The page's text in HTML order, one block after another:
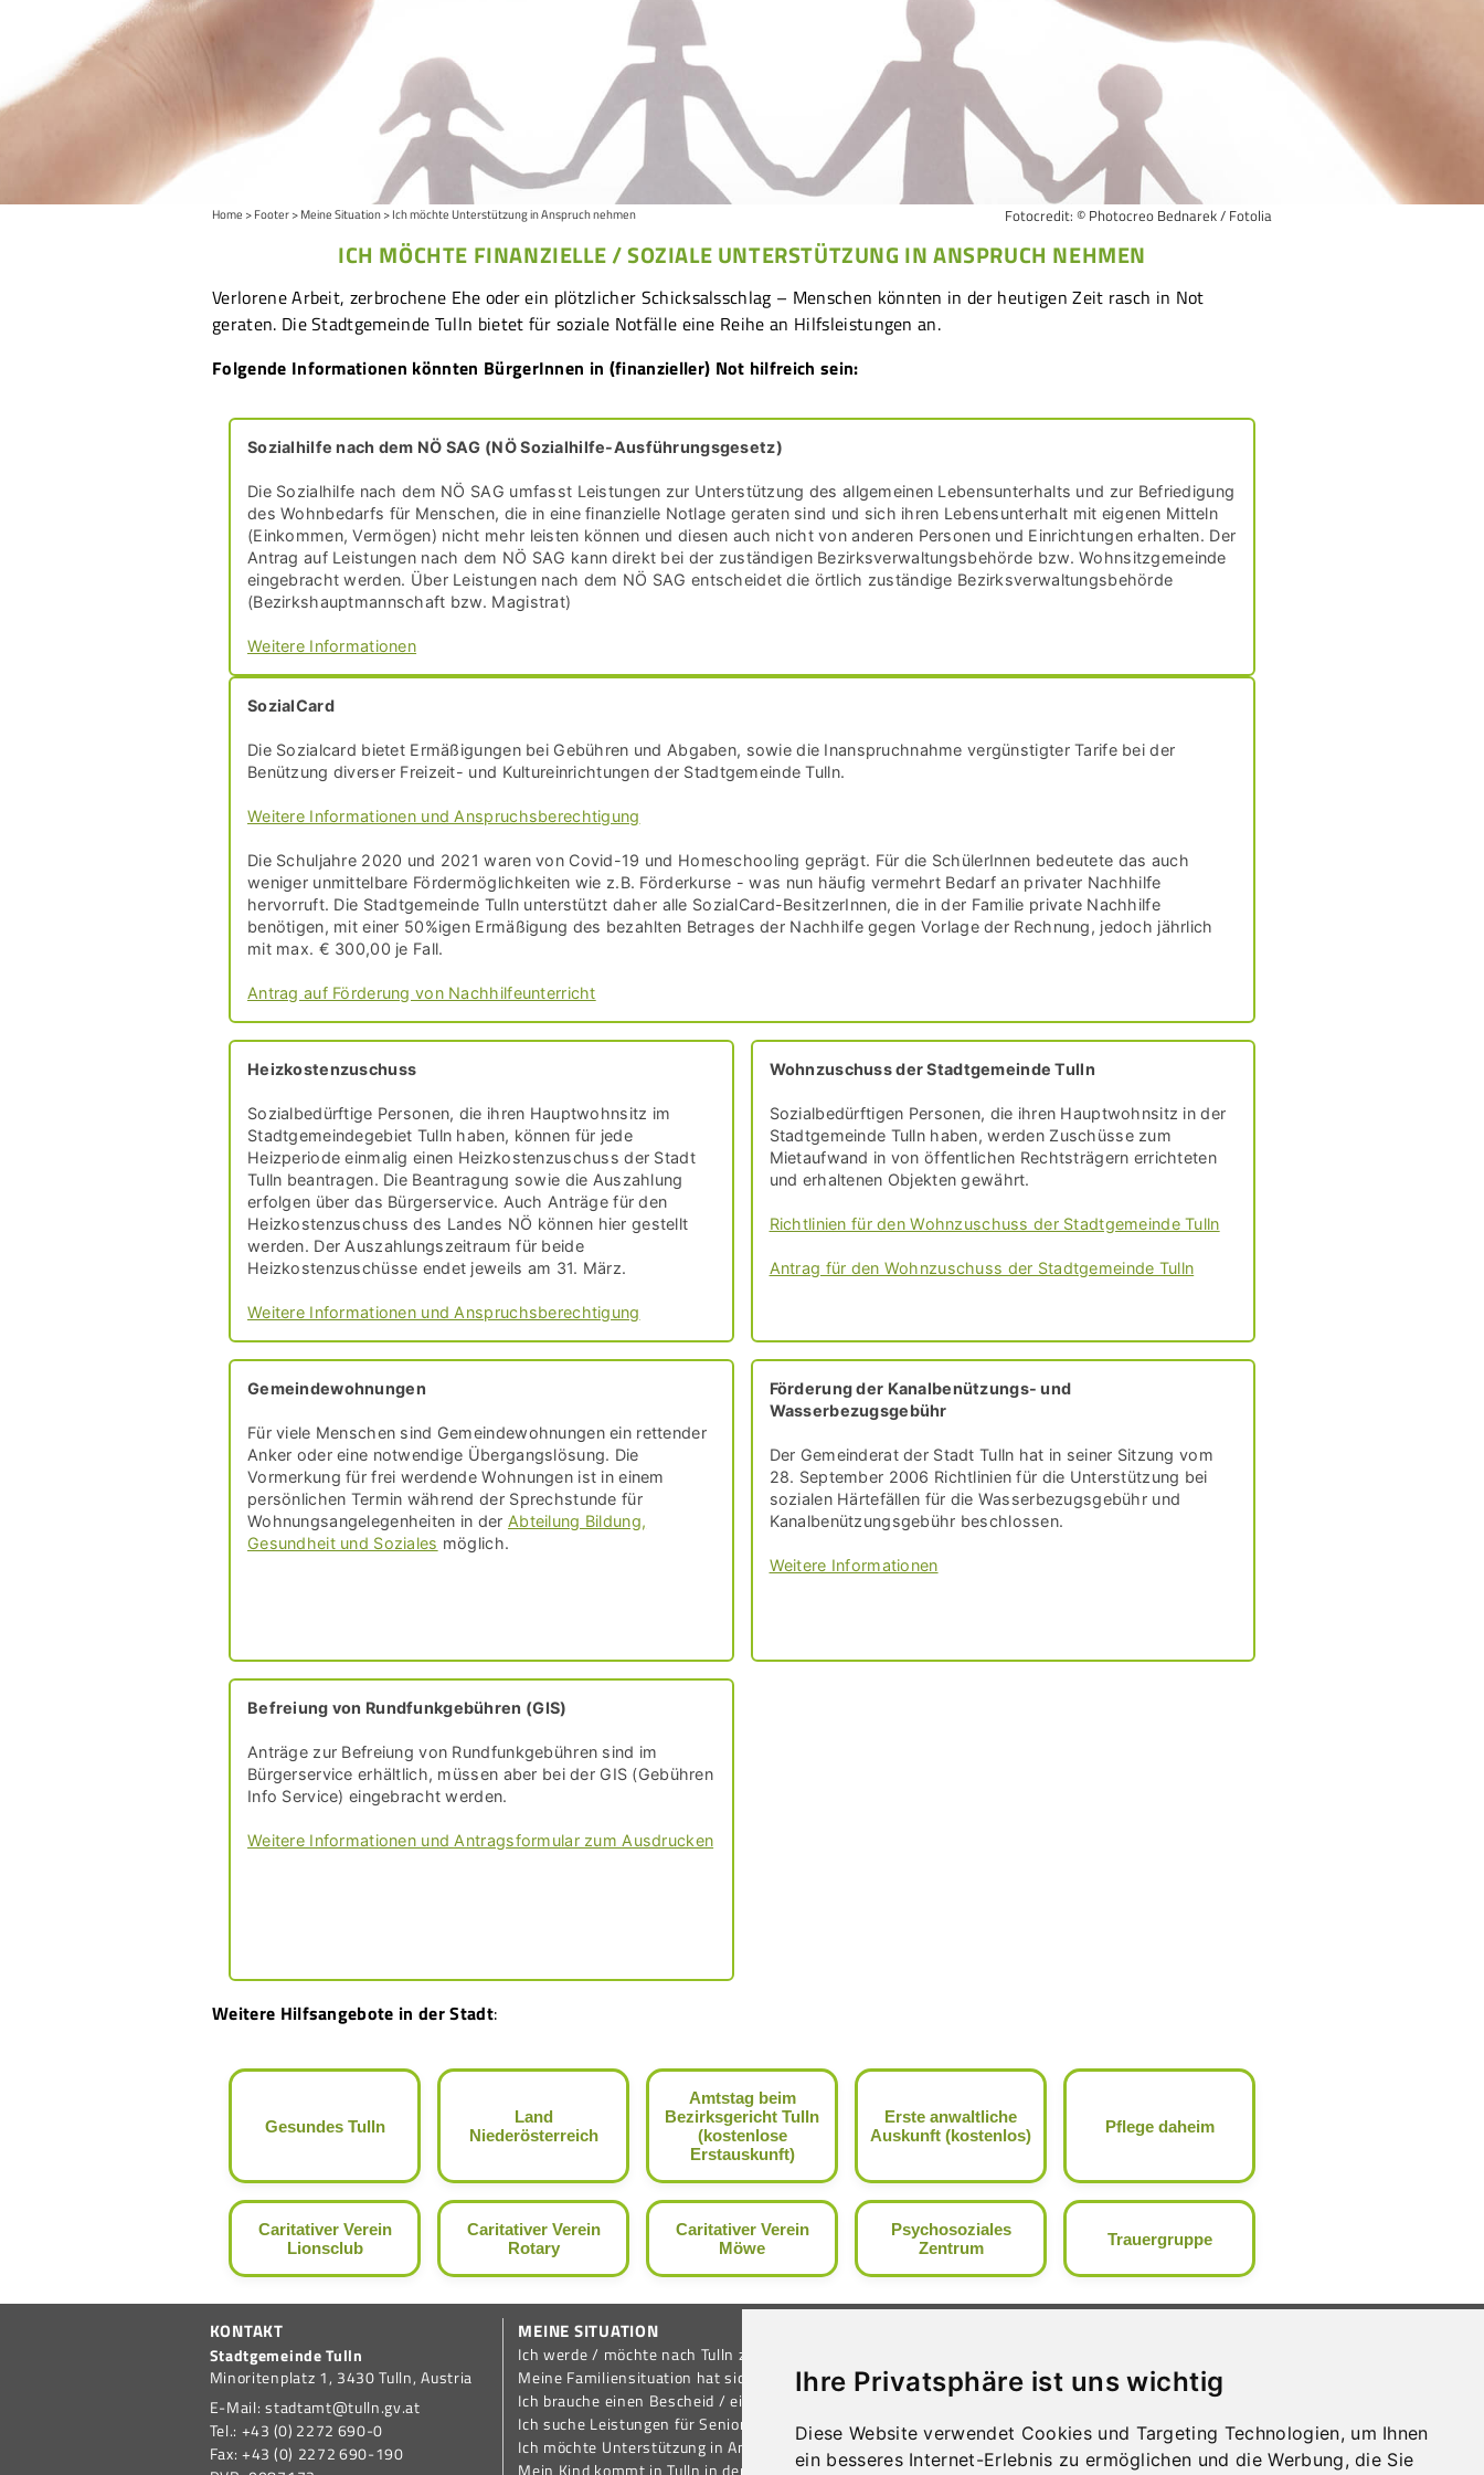
Ihre Privatsphäre ist uns wichtig
Diese Website verwendet Cookies und Targeting Technologien, um Ihnen
ein besseres Internet-Erlebnis zu ermöglichen und die Werbung, die Sie
Fotocredit: © Photocreo Bednarek / Fotolia
Home Footer Meine Situation Ich möchte Unterstützung in Anspruch nehmen
ICH MÖCHTE FINANZIELLE / SOZIALE UNTERSTÜTZUNG IN ANSPRUCH NEHMEN
Verlorene Arbeit, zerbrochene Ehe oder ein plötzlicher Schicksalsschlag – Menschen könnten in der heutigen Zeit rasch in Not
geraten. Die Stadtgemeinde Tulln bietet für soziale Notfälle eine Reihe an Hilfsleistungen an.
Folgende Informationen könnten BürgerInnen in (finanzieller) Not hilfreich sein:
Sozialhilfe nach dem NÖ SAG (NÖ Sozialhilfe-Ausführungsgesetz)
Die Sozialhilfe nach dem NÖ SAG umfasst Leistungen zur Unterstützung des allgemeinen Lebensunterhalts und zur Befriedigung
des Wohnbedarfs für Menschen, die in eine finanzielle Notlage geraten sind und sich ihren Lebensunterhalt mit eigenen Mitteln
(Einkommen, Vermögen) nicht mehr leisten können und diesen auch nicht von anderen Personen und Einrichtungen erhalten. Der
Antrag auf Leistungen nach dem NÖ SAG kann direkt bei der zuständigen Bezirksverwaltungsbehörde bzw. Wohnsitzgemeinde
eingebracht werden. Über Leistungen nach dem NÖ SAG entscheidet die örtlich zuständige Bezirksverwaltungsbehörde
(Bezirkshauptmannschaft bzw. Magistrat)
Weitere Informationen
SozialCard
Die Sozialcard bietet Ermäßigungen bei Gebühren und Abgaben, sowie die Inanspruchnahme vergünstigter Tarife bei der
Benützung diverser Freizeit- und Kultureinrichtungen der Stadtgemeinde Tulln.
Weitere Informationen und Anspruchsberechtigung
Die Schuljahre 2020 und 2021 waren von Covid-19 und Homeschooling geprägt. Für die SchülerInnen bedeutete das auch
weniger unmittelbare Fördermöglichkeiten wie z.B. Förderkurse - was nun häufig vermehrt Bedarf an privater Nachhilfe
hervorruft. Die Stadtgemeinde Tulln unterstützt daher alle SozialCard-BesitzerInnen, die in der Familie private Nachhilfe
benötigen, mit einer 50%igen Ermäßigung des bezahlten Betrages der Nachhilfe gegen Vorlage der Rechnung, jedoch jährlich
mit max. € 300,00 je Fall.
Antrag auf Förderung von Nachhilfeunterricht
Heizkostenzuschuss
Sozialbedürftige Personen, die ihren Hauptwohnsitz im
Stadtgemeindegebiet Tulln haben, können für jede
Heizperiode einmalig einen Heizkostenzuschuss der Stadt
Tulln beantragen. Die Beantragung sowie die Auszahlung
erfolgen über das Bürgerservice. Auch Anträge für den
Heizkostenzuschuss des Landes NÖ können hier gestellt
werden. Der Auszahlungszeitraum für beide
Heizkostenzuschüsse endet jeweils am 31. März.
Weitere Informationen und Anspruchsberechtigung
Wohnzuschuss der Stadtgemeinde Tulln
Sozialbedürftigen Personen, die ihren Hauptwohnsitz in der
Stadtgemeinde Tulln haben, werden Zuschüsse zum
Mietaufwand in von öffentlichen Rechtsträgern errichteten
und erhaltenen Objekten gewährt.
Richtlinien für den Wohnzuschuss der Stadtgemeinde Tulln
Antrag für den Wohnzuschuss der Stadtgemeinde Tulln
Gemeindewohnungen
Für viele Menschen sind Gemeindewohnungen ein rettender
Anker oder eine notwendige Übergangslösung. Die
Vormerkung für frei werdende Wohnungen ist in einem
persönlichen Termin während der Sprechstunde für
Wohnungsangelegenheiten in der Abteilung Bildung,
Gesundheit und Soziales möglich.
Förderung der Kanalbenützungs- und
Wasserbezugsgebühr
Der Gemeinderat der Stadt Tulln hat in seiner Sitzung vom
28. September 2006 Richtlinien für die Unterstützung bei
sozialen Härtefällen für die Wasserbezugsgebühr und
Kanalbenützungsgebühr beschlossen.
Weitere Informationen
Befreiung von Rundfunkgebühren (GIS)
Anträge zur Befreiung von Rundfunkgebühren sind im
Bürgerservice erhältlich, müssen aber bei der GIS (Gebühren
Info Service) eingebracht werden.
Weitere Informationen und Antragsformular zum Ausdrucken
Weitere Hilfsangebote in der Stadt:
Gesundes Tulln
Land
Niederösterreich
Amtstag beim
Bezirksgericht Tulln
(kostenlose
Erstauskunft)
Erste anwaltliche
Auskunft (kostenlos)
Pflege daheim
Caritativer Verein
Lionsclub
Caritativer Verein
Rotary
Caritativer Verein
Möwe
Psychosoziales
Zentrum
Trauergruppe
KONTAKT
Stadtgemeinde Tulln
Minoritenplatz 1, 3430 Tulln, Austria
E-Mail: stadtamt@tulln.gv.at
Tel.: +43 (0) 2272 690-0
Fax: +43 (0) 2272 690-190
MEINE SITUATION
Ich werde / möchte nach Tulln ziehen
Meine Familiensituation hat sich geändert
Ich brauche einen Bescheid / eine Bestätigung
Ich suche Leistungen für Senioren / Pensionisten
Ich möchte Unterstützung in Anspruch nehmen
Sprechstunden
Lage und Anreise
Impressum und Datenschutz